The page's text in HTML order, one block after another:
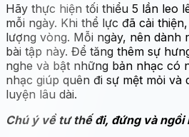
Hãy thực hiện tối thiểu 5 lần leo
mỗi ngày. Khi thể lực đã cải
lượng vòng. Mỗi ngày, nên dành
bài tập này. Để tăng thêm sự
nghe và bật những bản nhạc có
nhạc giúp quên đi sự mệt mỏi và
luyện lâu dài.
Chú ý về tư thế đi, đứng và ngồi